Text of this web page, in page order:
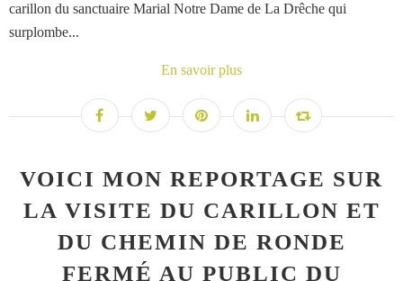
carillon du sanctuaire Marial Notre Dame de La Drêche qui
surplombe...
En savoir plus
VOICI MON REPORTAGE SUR
LA VISITE DU CARILLON ET
DU CHEMIN DE RONDE
FERMÉ AU PUBLIC DU